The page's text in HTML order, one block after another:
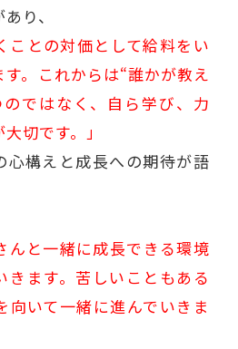
り、
ことの対価として給料をい
。これからは“誰かが教え
ではなく、自ら学び、力
切です。」
心構えと成長への期待が語
んと一緒に成長できる環境
きます。苦しいこともある
向いて一緒に進んでいきま